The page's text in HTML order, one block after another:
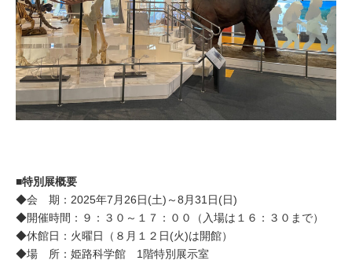
■特別展概要
◆会 期：2025年7月26日(土)～8月31日(日)
◆開催時間：９：３０～１７：００（入場は１６：３０まで）
◆休館日：火曜日（８月１２日(火)は開館）
◆場 所：姫路科学館 1階特別展示室